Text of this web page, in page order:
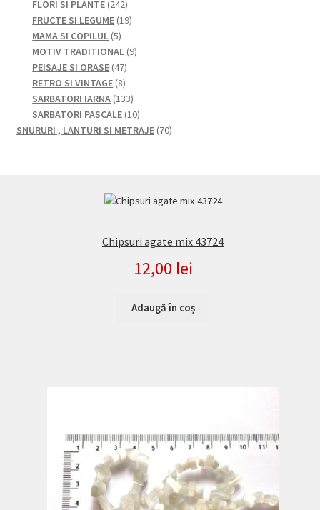
produse
produse
FLORI SI PLANTE 242242
de
FRUCTE SI LEGUME 1919
MAMA SI COPILUL 55
produse
MOTIV TRADITIONAL 99
PEISAJE SI ORASE 4747
de
produse
RETRO SI VINTAGE 88
produse
SARBATORI IARNA 133133
de
produse
SARBATORI PASCALE 1010
produse
SNURURI , LANTURI SI METRAJE 7070
Chipsuri agate mix 43724
12,00 lei
Adaugă în coș